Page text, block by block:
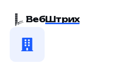
ВебШтрих